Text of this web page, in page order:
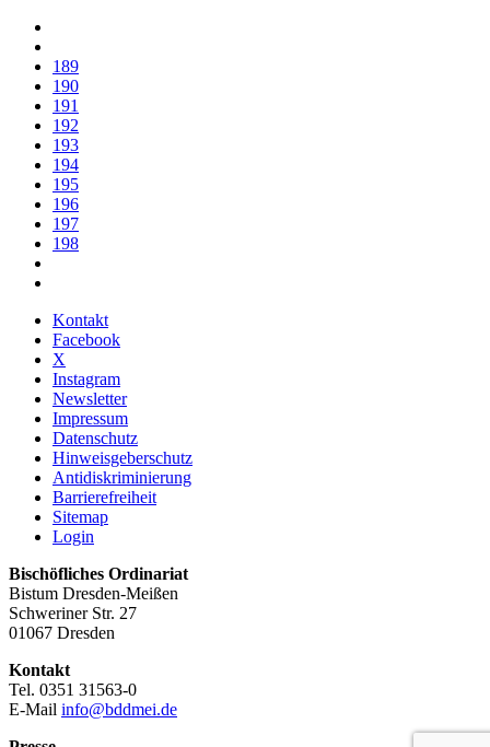
189
190
191
192
193
194
195
196
197
198
Kontakt
Facebook
X
Instagram
Newsletter
Impressum
Datenschutz
Hinweisgeberschutz
Antidiskriminierung
Barrierefreiheit
Sitemap
Login
Bischöfliches Ordinariat
Bistum Dresden-Meißen
Schweriner Str. 27
01067 Dresden
Kontakt
Tel. 0351 31563-0
E-Mail info@bddmei.de